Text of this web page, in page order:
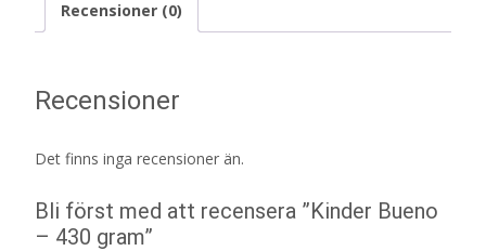
Recensioner (0)
Recensioner
Det finns inga recensioner än.
Bli först med att recensera ”Kinder Bueno
– 430 gram”